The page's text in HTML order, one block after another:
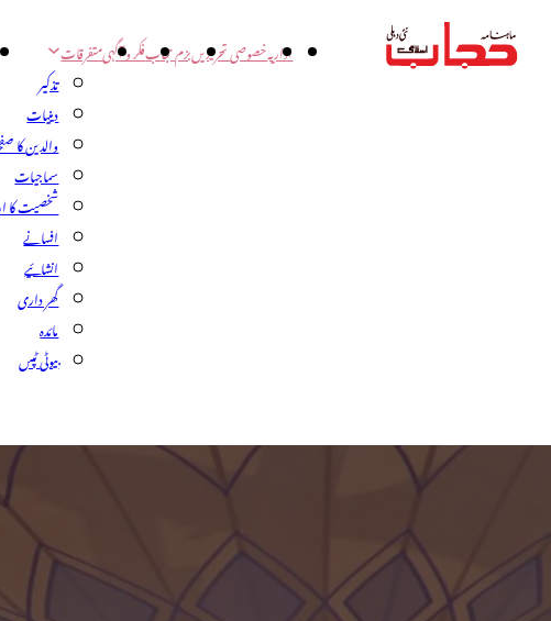
اداریہخصوصی تحریریںبزم حجابفکر و آگہیمتفرقات
تذکیر
دینیات
والدین کا
سماجیات
شخصیت کا
افسانے
انشائیے
گھر داری
مائدہ
بیوٹی ٹپس